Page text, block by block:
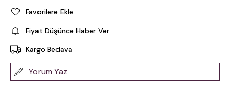
Favorilere Ekle
Fiyat Düşünce Haber Ver
Kargo Bedava
Yorum Yaz